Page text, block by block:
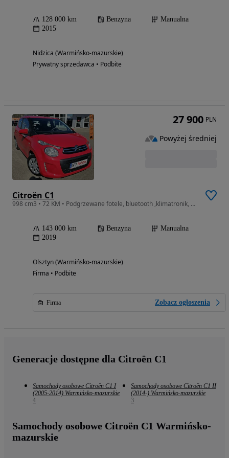
128 000 km Benzyna
Manualna
2015
Nidzica (Warmińsko-mazurskie)
Prywatny sprzedawca • Podbite
Citroën C1
998 cm3 • 72 KM • Podgrzewane fotele, bluetooth ,klimatronik, serwis ASO
143 000 km Benzyna
Manualna
2019
Olsztyn (Warmińsko-mazurskie)
Firma • Podbite
Firma Zobacz ogłoszenia
27 900 PLN
Powyżej średniej
Generacje dostępne dla Citroën C1
Samochody osobowe Citroën C1 I
(2005-2014) Warmińsko-mazurskie
4
Samochody osobowe Citroën C1 II
(2014-) Warmińsko-mazurskie
3
Samochody osobowe Citroën C1 Warmińsko-
mazurskie